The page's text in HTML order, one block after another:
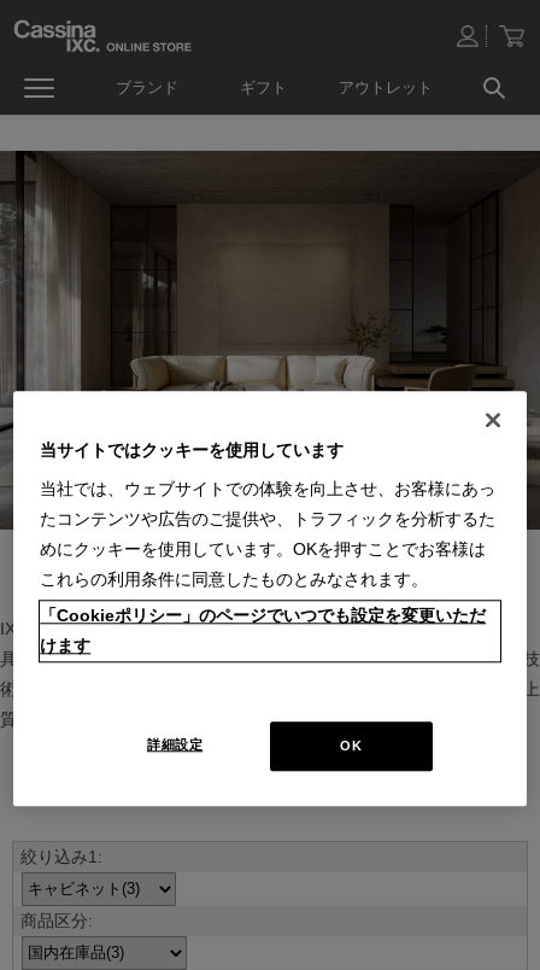
ブランド ギフト アウトレット
IXC（イクスシー）は、”Emotional Minimalism”を掲げるグローバル家
具ブランド。ヨーロッパの家具文化と日本の美意識を融合し、素材や技
術を活かした持続可能で洗練されたインテリアを提案。長く愛される上
質な暮らしを届けます。
当サイトではクッキーを使用しています
当社では、ウェブサイトでの体験を向上させ、お客様にあっ
たコンテンツや広告のご提供や、トラフィックを分析するた
めにクッキーを使用しています。OKを押すことでお客様は
これらの利用条件に同意したものとみなされます。
「Cookieポリシー」のページでいつでも設定を変更いただ
けます
OK
詳細設定